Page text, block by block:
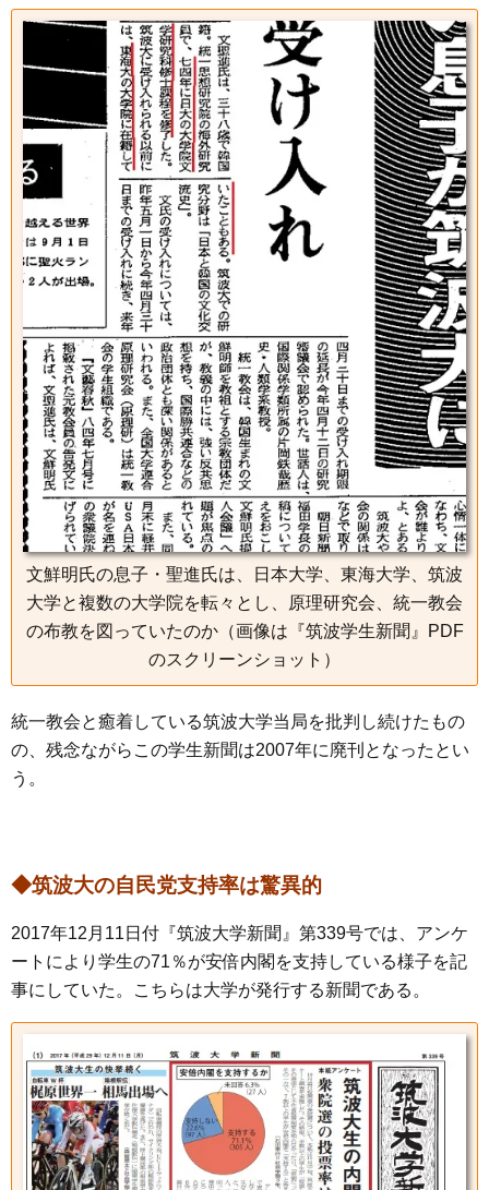
文鮮明氏の息子・聖進氏は、日本大学、東海大学、筑波
大学と複数の大学院を転々とし、原理研究会、統一教会
の布教を図っていたのか（画像は『筑波学生新聞』PDF
のスクリーンショット）
統一教会と癒着している筑波大学当局を批判し続けたもの
の、残念ながらこの学生新聞は2007年に廃刊となったとい
う。
◆筑波大の自民党支持率は驚異的
2017年12月11日付『筑波大学新聞』第339号では、アンケ
ートにより学生の71％が安倍内閣を支持している様子を記
事にしていた。こちらは大学が発行する新聞である。